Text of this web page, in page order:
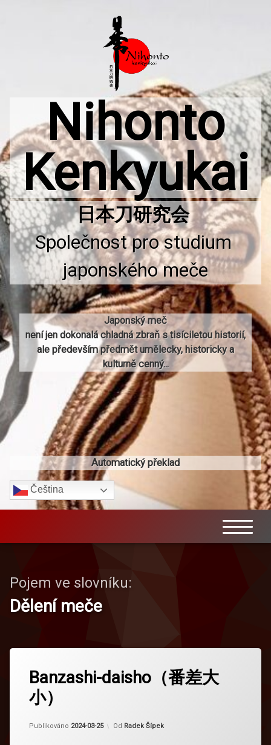
Nihonto
Kenkyukai
Společnost pro studium
japonského meče
Japonský meč
není jen dokonalá chladná zbraň s tisíciletou historií,
ale především předmět umělecky, historicky a
kulturně cenný...
Automatický překlad
Čeština‎
Pojem ve slovníku:
Dělení meče
Banzashi-daisho（番差大
小）
Publikováno 2024-03-25
Aktualizováno
Od Radek Šípek